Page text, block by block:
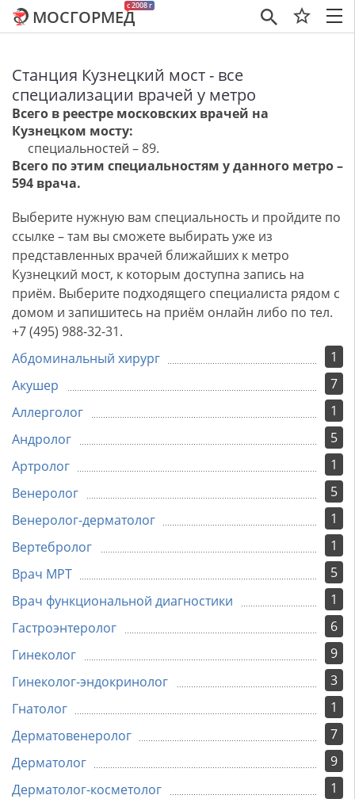
×
c 2008 г
МОСГОРМЕД
Станция Кузнецкий мост - все
специализации врачей у метро
Всего в реестре московских врачей на
Кузнецком мосту:
специальностей – 89.
Всего по этим специальностям у данного метро –
594 врача.
Выберите нужную вам специальность и пройдите по
ссылке – там вы сможете выбирать уже из
представленных врачей ближайших к метро
Кузнецкий мост, к которым доступна запись на
приём. Выберите подходящего специалиста рядом с
домом и запишитесь на приём онлайн либо по тел.
+7 (495) 988-32-31.
1
Абдоминальный хирург
7
Акушер
1
Аллерголог
5
Андролог
1
Артролог
5
Венеролог
1
Венеролог-дерматолог
1
Вертебролог
5
Врач МРТ
1
Врач функциональной диагностики
6
Гастроэнтеролог
9
Гинеколог
3
Гинеколог-эндокринолог
1
Гнатолог
7
Дерматовенеролог
9
Дерматолог
1
Дерматолог-косметолог